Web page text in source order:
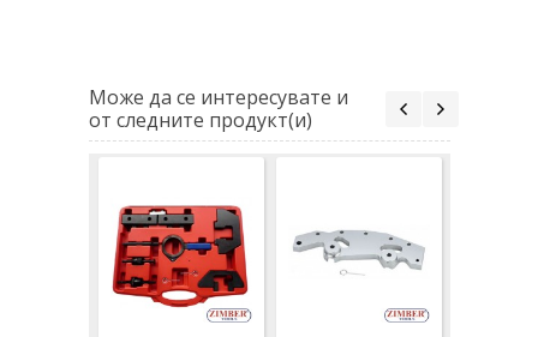
Може да се интересувате и
от следните продукт(и)